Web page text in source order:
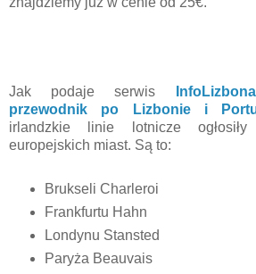
Jak podaje serwis
przewodnik po Lizbonie i
irlandzkie linie lotnicze
europejskich miast. Są to:
Brukseli Charleroi
Frankfurtu Hahn
Londynu Stansted
Paryża Beauvais